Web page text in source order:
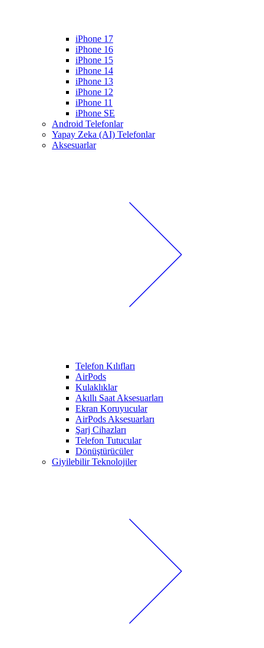
iPhone 17
iPhone 16
iPhone 15
iPhone 14
iPhone 13
iPhone 12
iPhone 11
iPhone SE
Android Telefonlar
Yapay Zeka (AI) Telefonlar
Aksesuarlar
Telefon Kılıfları
AirPods
Kulaklıklar
Akıllı Saat Aksesuarları
Ekran Koruyucular
AirPods Aksesuarları
Şarj Cihazları
Telefon Tutucular
Dönüştürücüler
Giyilebilir Teknolojiler